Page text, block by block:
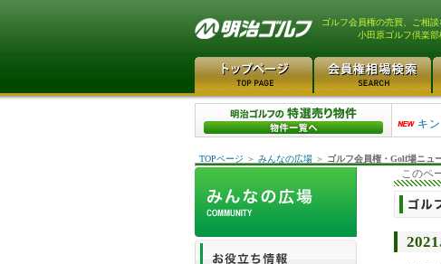
ゴルフ会員権の売買、ご相
小田原ゴルフ倶楽部
キ
TOPページ ＞ みんなの広場 ＞ ゴルフ会員権・Golf場ニュ
このペ